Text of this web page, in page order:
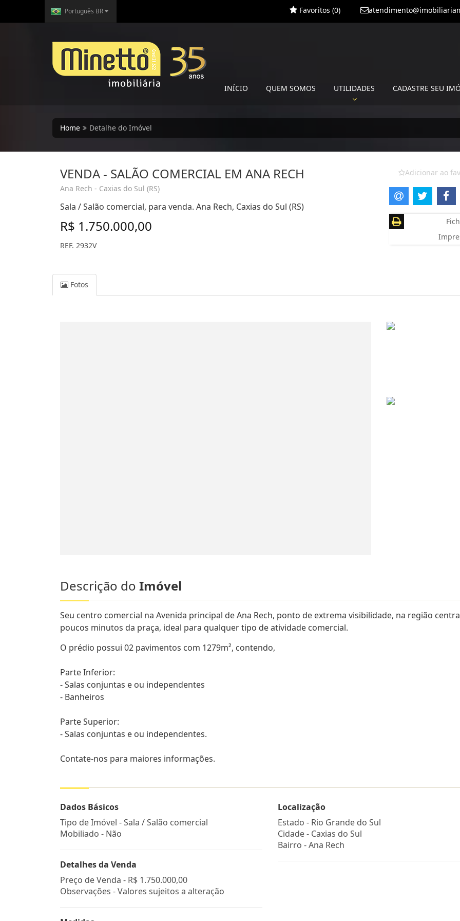
Português BR Favoritos (0)
INÍCIO QUEM SOMOS UTILIDADES CADASTRE SEU
Home Detalhe do Imóvel
VENDA - SALÃO COMERCIAL EM ANA RECH
Ana Rech - Caxias do Sul (RS)
Sala / Salão comercial, para venda. Ana Rech, Caxias do Sul (RS)
R$ 1.750.000,00
REF. 2932V
Adicionar ao
Fotos
Descrição do Imóvel
Seu centro comercial na Avenida principal de Ana Rech, ponto de extrema visibilidade, na região
poucos minutos da praça, ideal para qualquer tipo de atividade comercial.
O prédio possui 02 pavimentos com 1279m², contendo,
Parte Inferior:
- Salas conjuntas e ou independentes
- Banheiros
Parte Superior:
- Salas conjuntas e ou independentes.
Contate-nos para maiores informações.
Dados Básicos
Tipo de Imóvel - Sala / Salão comercial
Mobiliado - Não
Detalhes da Venda
Preço de Venda - R$ 1.750.000,00
Observações - Valores sujeitos a alteração
Localização
Estado - Rio Grande do Sul
Cidade - Caxias do Sul
Bairro -Ana Rech